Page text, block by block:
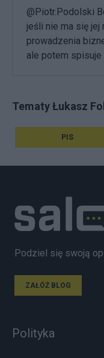
@Piotr.Podolski
jeśli nie ma się jej
prowadzenia
ale potem spisuje
Tematy Łukasz
PIS
Podziel się swoją
ZAŁÓŻ BLOG
Polityka